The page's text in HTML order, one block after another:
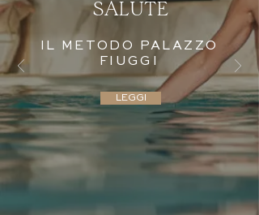
SALUTE
IL METODO PALAZZO
FIUGGI
LEGGI